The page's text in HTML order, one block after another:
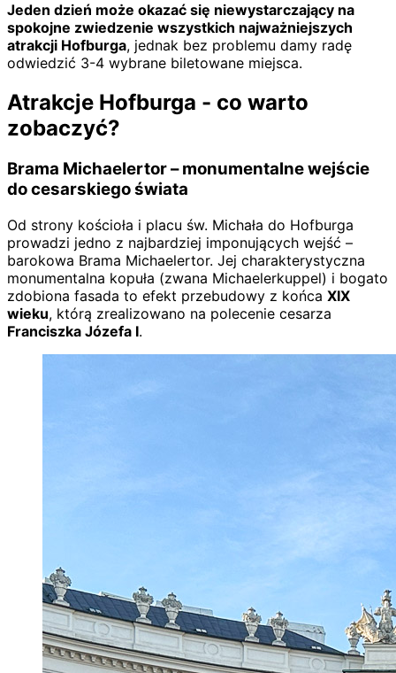
Jeden dzień może okazać się niewystarczający na
spokojne zwiedzenie wszystkich najważniejszych
atrakcji Hofburga, jednak bez problemu damy radę
odwiedzić 3-4 wybrane biletowane miejsca.
Atrakcje Hofburga - co warto
zobaczyć?
Brama Michaelertor – monumentalne wejście
do cesarskiego świata
Od strony kościoła i placu św. Michała do Hofburga
prowadzi jedno z najbardziej imponujących wejść –
barokowa Brama Michaelertor. Jej charakterystyczna
monumentalna kopuła (zwana Michaelerkuppel) i bogato
zdobiona fasada to efekt przebudowy z końca XIX
wieku, którą zrealizowano na polecenie cesarza
Franciszka Józefa I.